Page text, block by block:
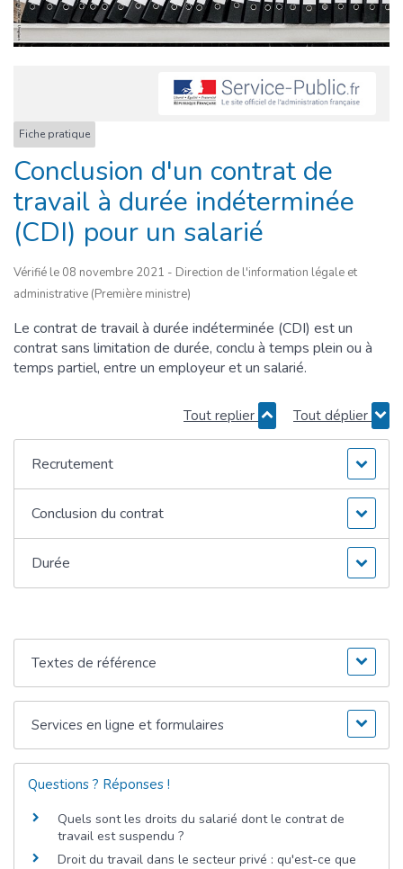
Fiche pratique
Conclusion d'un contrat de
travail à durée indéterminée
(CDI) pour un salarié
Vérifié le 08 novembre 2021 - Direction de l'information légale et
administrative (Première ministre)
Le contrat de travail à durée indéterminée (CDI) est un
contrat sans limitation de durée, conclu à temps plein ou à
temps partiel, entre un employeur et un salarié.
Tout replier Tout déplier
Recrutement
Conclusion du contrat
Durée
Textes de référence
Services en ligne et formulaires
Questions ? Réponses !
Quels sont les droits du salarié dont le contrat de
travail est suspendu ?
Droit du travail dans le secteur privé : qu'est-ce que